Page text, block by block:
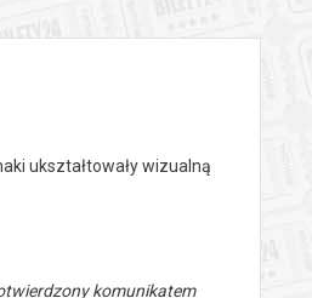
ukształtowały wizualną
komunikatem